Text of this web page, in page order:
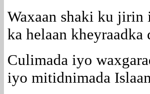
Waxaan shaki ku jirin
ka helaan
Culimada iyo
iyo mitidnimada